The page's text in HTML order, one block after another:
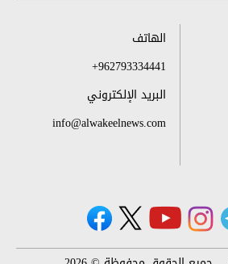
الهاتف
+962793334441
البريد الإلكتروني
info@alwakeelnews.com